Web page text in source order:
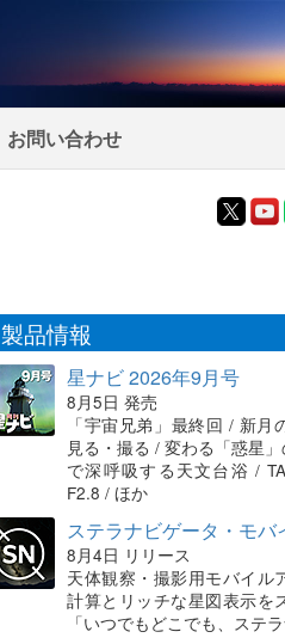
お問い合わせ
製品情報
星ナビ 2026年9月号
8月5日 発売
「宇宙兄弟」最終回 / 新月
見る・撮る / 変わる「惑星
で深呼吸する天文台浴 /
F2.8 / ほか
ステラナビゲータ・モバ
8月4日 リリース
天体観察・撮影用モバイル
計算とリッチな星図表示を
「いつでもどこでも、ステ